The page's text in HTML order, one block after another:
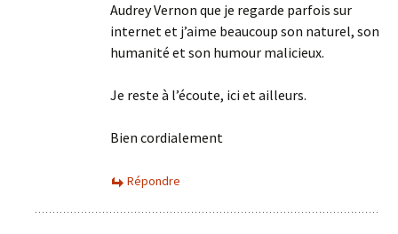
Audrey Vernon que je regarde parfois sur
internet et j’aime beaucoup son naturel, son
humanité et son humour malicieux.
Je reste à l’écoute, ici et ailleurs.
Bien cordialement
Répondre